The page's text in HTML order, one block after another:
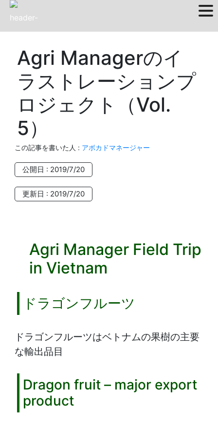
Skip
Agri Managerのイ
ラストレーションプ
ロジェクト（Vol.
5）
この記事を書いた人 : アボカドマネージャー
公開日 : 2019/7/20
更新日 : 2019/7/20
Agri Manager Field Trip
in Vietnam
ドラゴンフルーツ
ドラゴンフルーツはベトナムの果樹の主要
な輸出品目
Dragon fruit – major export
product